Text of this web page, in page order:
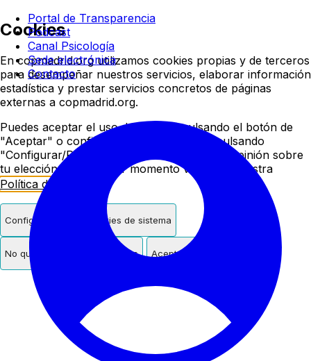
Cookies
En copmadrid.org utilizamos cookies propias y de terceros
para desempeñar nuestros servicios, elaborar información
estadística y prestar servicios concretos de páginas
externas a copmadrid.org.
Puedes aceptar el uso de cookies pulsando el botón de
"Aceptar" o configurar/rechazar su uso pulsando
"Configurar/Rechazar". Podrás cambiar de opinión sobre
tu elección en cualquier momento visitando nuestra
Política de Cookies
Configurar Solo cookies de sistema
No quiero cookies de terceros Aceptar cookies
Colegio oficial de
Portal de Transparencia
Podcast
Canal Psicología
Sede electrónica
Contacto